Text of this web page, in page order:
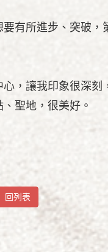
有所進步、突破
，讓我印象很深
聖地，很美好。
回列表